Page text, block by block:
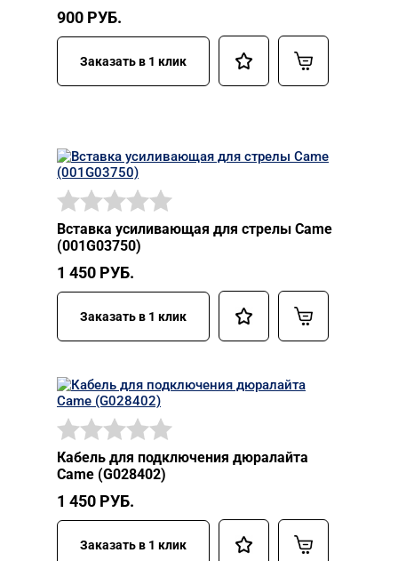
900 РУБ.
Заказать в 1 клик
Вставка усиливающая для стрелы Came
(001G03750)
1 450 РУБ.
Заказать в 1 клик
Кабель для подключения дюралайта
Came (G028402)
1 450 РУБ.
Заказать в 1 клик